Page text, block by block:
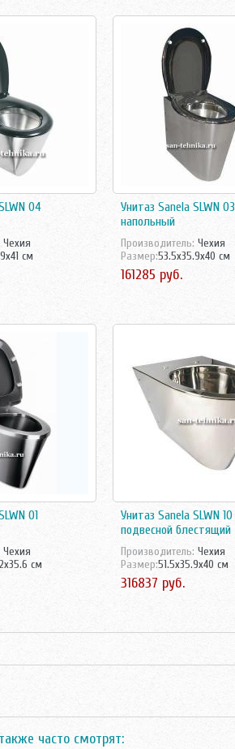
04
Чехия
см
Унитаз Sanela SLWN 03
напольный
Производитель: Чехия
Размер:53.5x35.9x40 см
161285 руб.
01
Чехия
см
Унитаз Sanela SLWN 10
подвесной блестящий
Производитель: Чехия
Размер:51.5x35.9x40 см
316837 руб.
часто смотрят: